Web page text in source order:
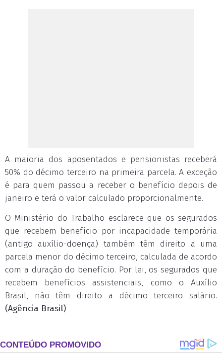
A maioria dos aposentados e pensionistas receberá
50% do décimo terceiro na primeira parcela. A exceção
é para quem passou a receber o benefício depois de
janeiro e terá o valor calculado proporcionalmente.
O Ministério do Trabalho esclarece que os segurados
que recebem benefício por incapacidade temporária
(antigo auxílio-doença) também têm direito a uma
parcela menor do décimo terceiro, calculada de acordo
com a duração do benefício. Por lei, os segurados que
recebem benefícios assistenciais, como o Auxílio
Brasil, não têm direito a décimo terceiro salário.
(Agência Brasil)